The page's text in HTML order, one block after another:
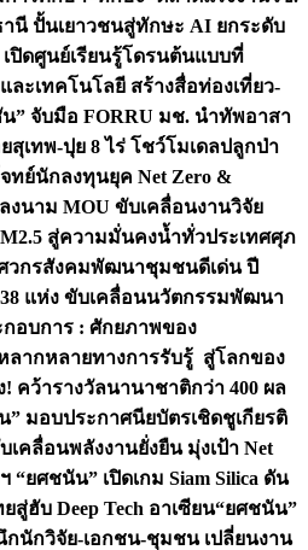
นี ปั้นเยาวชนสู่ทักษะ AI ยกระดับ
เปิดศูนย์เรียนรู้โดรนต้นแบบที่
ะเทคโนโลยี สร้างสื่อท่องเที่ยว-
น” จับมือ FORRU มช. นำทัพอาสา
สุเทพ-ปุย 8 ไร่ โชว์โมเดลปลูกป่า
ทย์นักลงทุนยุค Net Zero &
นาม MOU ขับเคลื่อนงานวิจัย
สู่ความมั่นคงน้ำทั่วประเทศศุภ
วกรสังคมพัฒนาชุมชนดีเด่น ปี
แห่ง ขับเคลื่อนนวัตกรรมพัฒนา
กอบการ : ศักยภาพของ
ลากหลายทางการรับรู้ สู่โลกของ
คว้ารางวัลนานาชาติกว่า 400 ผล
” มอบประกาศนียบัตรเชิดชูเกียรติ
คลื่อนพลังงานยั่งยืน มุ่งเป้า Net
“ยศชนัน” เปิดเกม Siam Silica ดัน
ฮับ Deep Tech อาเซียน“ยศชนัน”
กนักวิจัย-เอกชน-ชุมชน เปลี่ยนงาน